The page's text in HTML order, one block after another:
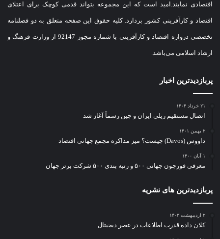
اقتصادی نمایند.امید است که این مجموعه بتواند قدمی کوچک برای اعتلای
اقتصاد و کارآفرینی کشور بردارد. کلیه حقوق این صفحه متعلق به دو فصلنامه
تخصصی دروازه اقتصاد و کارآفرینی با شماره مجوز 92147 از وزارت فرهنگ و
ارشاد اسلامی می‌باشد.
پربازدیدترین اخبار
۲۱ خرداد ۱۴۰۴
اتصال مستقیم ریلی ایران و چین رسماً آغاز شد
۲ بهمن ۱۴۰۱
داووس (Davos) چیست؟ میز مذاکره مجمع جهانی اقتصاد
۱ آبان ۱۴۰۰
معرفی فورچون جهانی ۵۰۰ و رتبه بندی ۵۰۰ شرکت برتر جهان
پربازدیدترین های نشریه
۲ اردیبهشت ۱۴۰۳
کلان داده قدرت اطلاعات در عصر دیجیتال